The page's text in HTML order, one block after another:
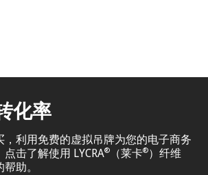
化率
，利用免费的虚拟吊牌为您的电子商务
击了解使用 LYCRA® （莱卡®）纤维
助。